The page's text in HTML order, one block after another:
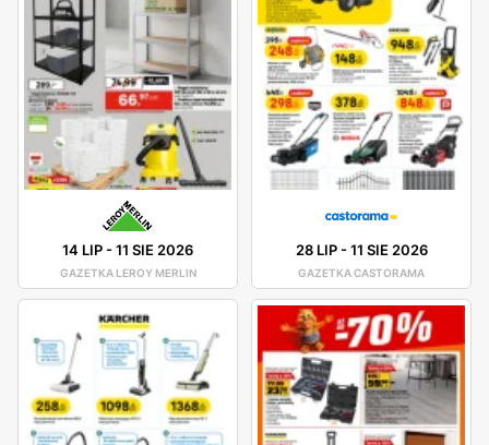
14 LIP-11 SIE 2026
GAZETKA LEROY MERLIN
28 LIP-11 SIE 2026
GAZETKA CASTORAMA